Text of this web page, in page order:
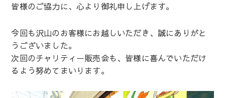
皆様のご協力に、心より御礼申し上げます。
今回も沢山のお客様にお越しいただき、誠にありがと
うございました。
次回のチャリティー販売会も、皆様に喜んでいただけ
るよう努めてまいります。